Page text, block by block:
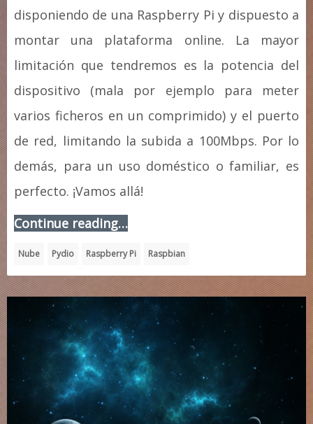
disponiendo de una Raspberry Pi y dispuesto a
montar una plataforma online. La mayor
limitación que tendremos es la potencia del
dispositivo (mala por ejemplo para meter
varios ficheros en un comprimido) y el puerto
de red, limitando la subida a 100Mbps. Por lo
demás, para un uso doméstico o familiar, es
perfecto. ¡Vamos allá!
Continue reading…
Nube Pydio Raspberry Pi Raspbian